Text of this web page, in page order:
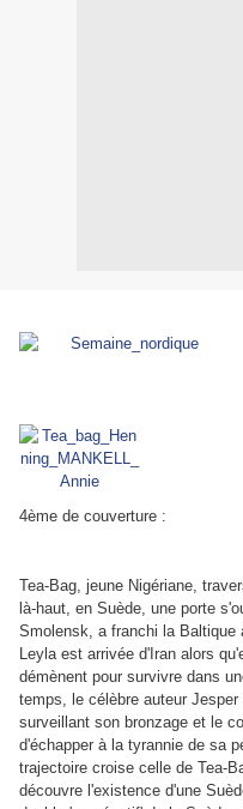
4ème de couverture :
Tea-Bag, jeune Nigériane,
là-haut, en Suède, une porte
Smolensk, a franchi la Baltique
Leyla est arrivée d'Iran alors
démènent pour survivre dans
temps, le célèbre auteur
surveillant son bronzage et le
d'échapper à la tyrannie de sa
trajectoire croise celle de Tea-
découvre l'existence d'une